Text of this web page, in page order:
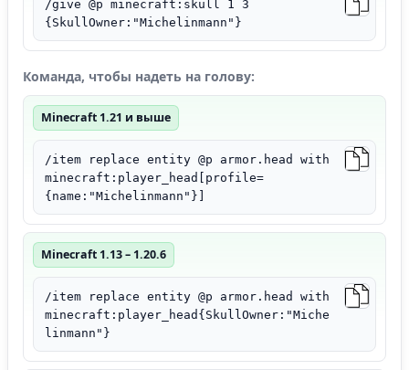
/give @p minecraft:skull 1 3
{SkullOwner:"Michelinmann"}
Команда, чтобы надеть на голову:
Minecraft 1.21 и выше
/item replace entity @p armor.head with
minecraft:player_head[profile=
{name:"Michelinmann"}]
Minecraft 1.13 – 1.20.6
/item replace entity @p armor.head with
minecraft:player_head{SkullOwner:"Miche
linmann"}